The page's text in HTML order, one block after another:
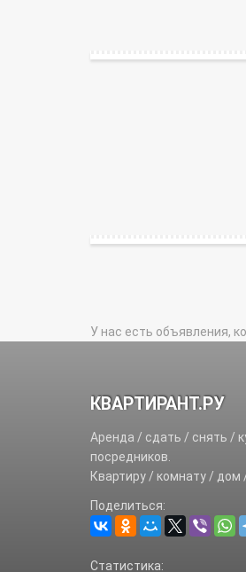
У нас есть объявления,
КВАРТИРАНТ.РУ
Аренда / сдать / снять /
посредников.
Квартиру / комнату /
Поделиться:
Статистика: